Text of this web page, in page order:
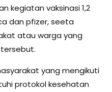
kegiatan vaksinasi 1,2
dan pfizer, seeta
atau warga yang
yang mengikuti
protokol kesehatan